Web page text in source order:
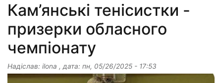
Кам’янські тенісистки -
призерки обласного
чемпіонату
Надіслав: ilona , дата: пн, 05/26/2025 - 17:53